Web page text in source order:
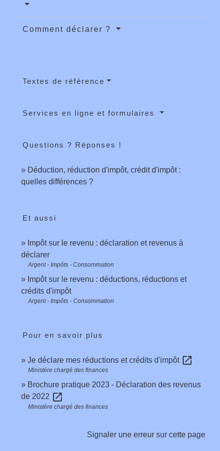
Comment déclarer ?
Textes de référence
Services en ligne et formulaires
Questions ? Réponses !
Déduction, réduction d'impôt, crédit d'impôt :
quelles différences ?
Et aussi
Impôt sur le revenu : déclaration et revenus à
déclarer
Argent - Impôts - Consommation
Impôt sur le revenu : déductions, réductions et
crédits d'impôt
Argent - Impôts - Consommation
Pour en savoir plus
Je déclare mes réductions et crédits d'impôt open_in_new
Ministère chargé des finances
Brochure pratique 2023 - Déclaration des revenus
de 2022 open_in_new
Ministère chargé des finances
Signaler une erreur sur cette page